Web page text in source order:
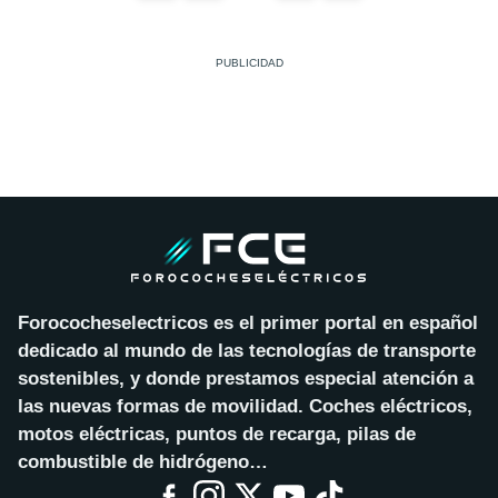
Forococheselectricos es el primer portal en español
dedicado al mundo de las tecnologías de transporte
sostenibles, y donde prestamos especial atención a
las nuevas formas de movilidad. Coches eléctricos,
motos eléctricas, puntos de recarga, pilas de
combustible de hidrógeno…